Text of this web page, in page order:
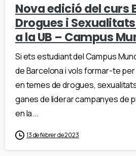
Nova edició del curs
Drogues i
a la UB – Campus
Si ets estudiant del Campus
de Barcelona i vols formar-te
en temes de drogues,
ganes de liderar campanyes de
en la...
13 de febrer de 2023